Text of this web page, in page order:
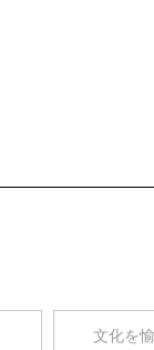
文化を